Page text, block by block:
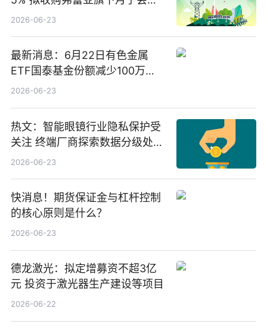
业务少数股权
2026-06-23
最新消息：6月22日有色金属
ETF国泰基金份额减少100万
份，重仓股紫金矿业、洛阳钼
2026-06-23
热文：智能眼镜行业隐私保护受
关注 终端厂商探索数据分级处理
等方案
2026-06-23
快消息！期货保证金与杠杆控制
的核心原则是什么？
2026-06-23
德龙激光：拟定增募资不超3亿
元 投资于激光器生产建设等项目
2026-06-22